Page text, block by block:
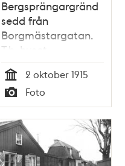
Bergsprängargränd
sedd från
Borgmästargatan.
T.h. huset
Borgmästargatan
20. Fasad mot
Bergsprängargränd
Tid
2 oktober 1915
Typ
Foto